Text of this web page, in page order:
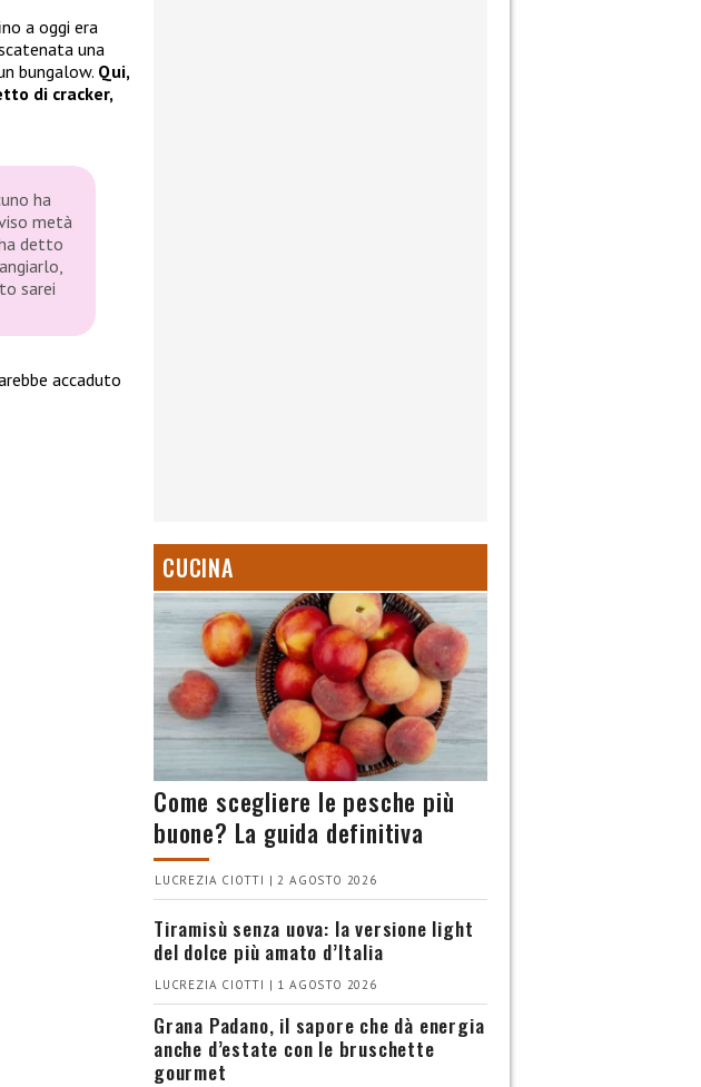
a oggi era
una
bungalow. Qui,
di cracker,
ha
metà
detto
sarei
accaduto
CUCINA
Come scegliere le pesche più
buone? La guida definitiva
LUCREZIA CIOTTI | 2 AGOSTO 2026
Tiramisù senza uova: la versione light
del dolce più amato d’Italia
LUCREZIA CIOTTI | 1 AGOSTO 2026
Grana Padano, il sapore che dà energia
anche d’estate con le bruschette
gourmet